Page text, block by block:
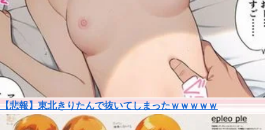
【悲報】東北きりたんで抜いてしまったｗｗｗｗｗ